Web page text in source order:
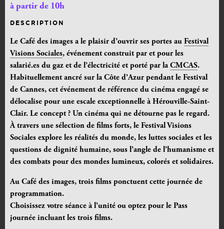
à partir de 10h
DESCRIPTION
Le Café des images a le plaisir d’ouvrir ses portes au Festival
Visions Sociales, événement construit par et pour les
salarié.es du gaz et de l’électricité et porté par laCMCAS.
Habituellement ancré sur la Côte d’Azur pendant le Festival
de Cannes, cet événement de référence du cinéma engagé se
délocalise pour une escale exceptionnelle à Hérouville-Saint-
Clair. Le concept ? Un cinéma qui ne détourne pas le regard.
À travers une sélection de films forts, le Festival Visions
Sociales explore les réalités du monde, les luttes sociales et les
questions de dignité humaine, sous l’angle de l’humanisme et
des combats pour des mondes lumineux, colorés et solidaires.
Au Café des images, trois films ponctuent cette journée de
programmation.
Choisissez votre séance à l’unité ou optez pour le Pass
journée incluant les trois films.